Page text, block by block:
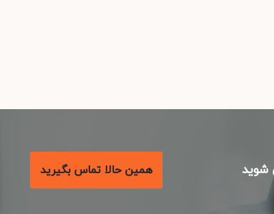
همین حالا تماس بگیرید